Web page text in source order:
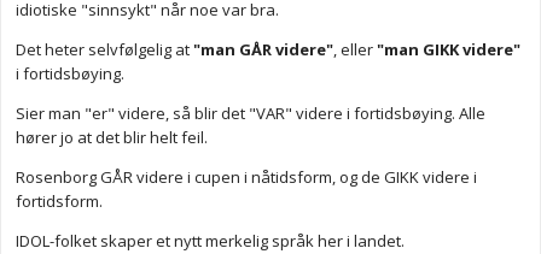
idiotiske "sinnsykt" når noe var bra.
Det heter selvfølgelig at"man GÅR videre", eller"man GIKK videre"
i fortidsbøying.
Sier man "er" videre, så blir det "VAR" videre i fortidsbøying. Alle
hører jo at det blir helt feil.
Rosenborg GÅR videre i cupen i nåtidsform, og de GIKK videre i
fortidsform.
IDOL-folket skaper et nytt merkelig språk her i landet.